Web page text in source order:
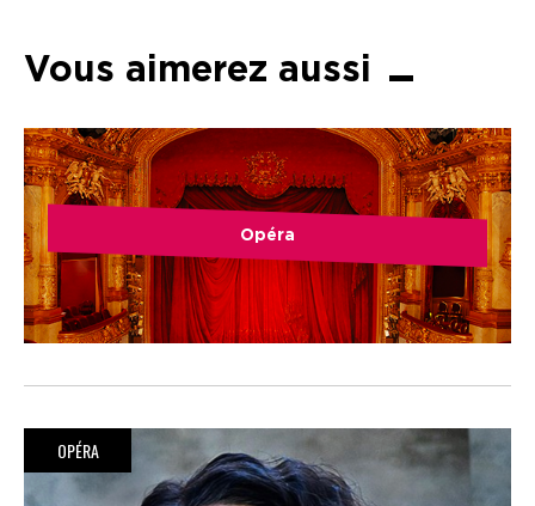
Vous aimerez aussi
Opéra
OPÉRA